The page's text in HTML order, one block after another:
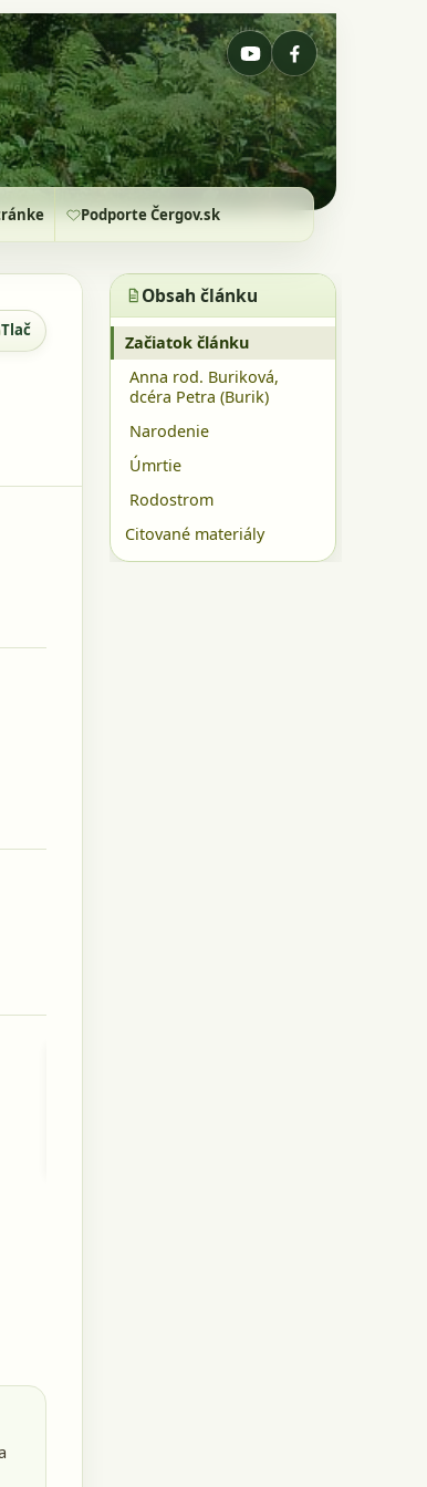
Podporte Čergov.sk
Tlač
Zobrazenie pre tlač
Obsah článku
Začiatok článku
Anna rod. Buriková,
dcéra Petra (Burik)
Narodenie
Úmrtie
Rodostrom
Citované materiály